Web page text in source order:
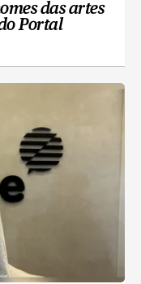
das artes
Portal